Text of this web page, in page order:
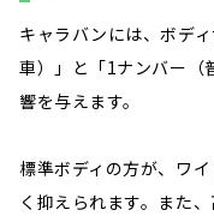
キャラバンには、ボデ
車）」と「1ナンバー（
響を与えます。
標準ボディの方が、ワ
く抑えられます。また